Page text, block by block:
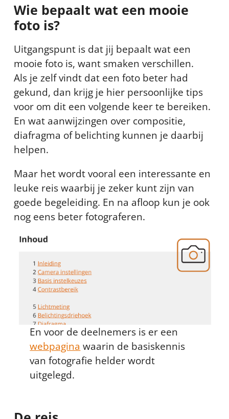
Wie bepaalt wat een mooie
foto is?
Uitgangspunt is dat jij bepaalt wat een
mooie foto is, want smaken verschillen.
Als je zelf vindt dat een foto beter had
gekund, dan krijg je hier persoonlijke tips
voor om dit een volgende keer te bereiken.
En wat aanwijzingen over compositie,
diafragma of belichting kunnen je daarbij
helpen.
Maar het wordt vooral een interessante en
leuke reis waarbij je zeker kunt zijn van
goede begeleiding. En na afloop kun je ook
nog eens beter fotograferen.
En voor de deelnemers is er een
webpagina waarin de basiskennis
van fotografie helder wordt
uitgelegd.